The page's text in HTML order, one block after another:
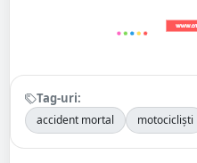
Tag-uri:
accident mortal motocicliști